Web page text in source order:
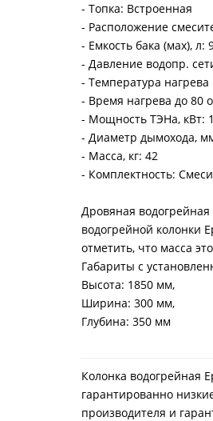
- Топка: Встроенная
- Расположение
- Емкость бака (мах), л:
- Давление водопр.
- Температура
- Время нагрева до 80
- Мощность ТЭНа, кВт:
- Диаметр дымохода,
- Масса, кг: 42
- Комплектность:
Дровяная
водогрейной колонки
отметить, что масса
Габариты с
Высота: 1850 мм,
Ширина: 300 мм,
Глубина: 350 мм
Колонка водогрейная
гарантированно
производителя и